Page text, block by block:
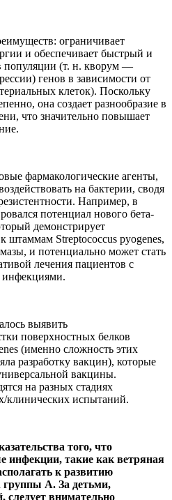
ограничивает
и обеспечивает быстрый и
популяции (т. н. кворум —
генов в зависимости от
клеток). Поскольку
она создает разнообразие в
что значительно повышает
фармакологические агенты,
на бактерии, сводя
Например, в
потенциал нового бета-
демонстрирует
штаммам Streptococcus pyogenes,
и потенциально может стать
лечения пациентов с
инфекциями.
выявить
поверхностных белков
(именно сложность этих
разработку вакцин), которые
вакцины.
на разных стадиях
клинических испытаний.
того, что
инфекции, такие как ветряная
к развитию
группы А. За детьми,
следует внимательно